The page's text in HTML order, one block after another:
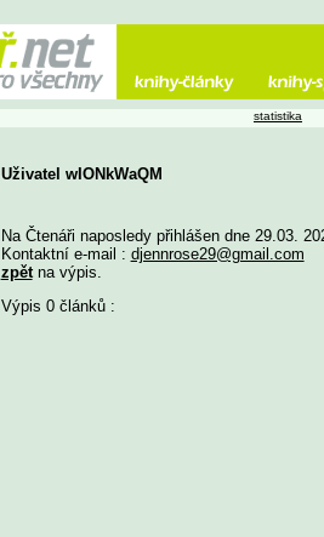
Uživatel wIONkWaQM
Na Čtenáři naposledy přihlášen dne 29.03.
Kontaktní e-mail : djennrose29@gmail.com
zpětna výpis.
Výpis 0 článků :
statistika